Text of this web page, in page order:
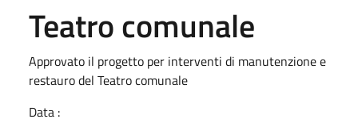
Teatro comunale
Approvato il progetto per interventi di manutenzione e
restauro del Teatro comunale
Data :